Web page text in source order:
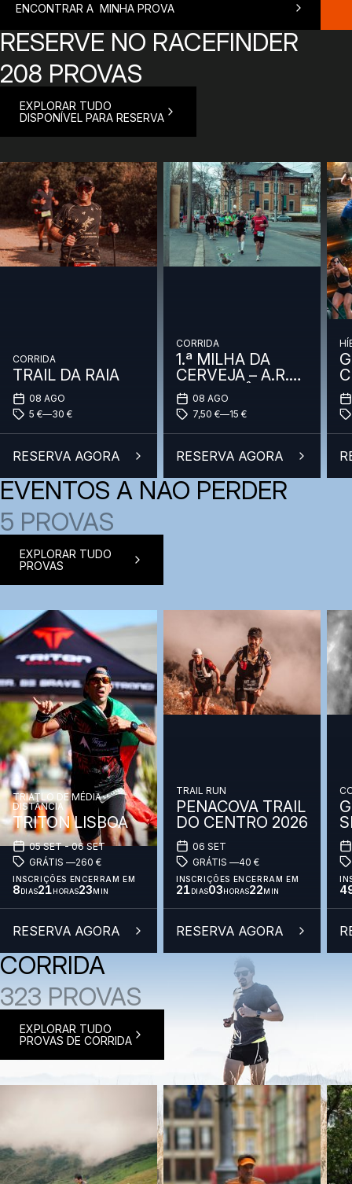
ENCONTRAR A MINHA PROVA
RESERVE NO RACEFINDER
208 PROVAS
EXPLORAR TUDO
DISPONÍVEL PARA RESERVA
CORRIDA
TRAIL DA RAIA
08 AGO
5 €—30 €
RESERVA AGORA
CORRIDA
1.ª MILHA DA
CERVEJA – A.R.
SEQUEIRÔ – OS
DESTEMIDOS
08 AGO
7,50 €—15 €
RESERVA AGORA
EVENTOS A NÃO PERDER
5 PROVAS
EXPLORAR TUDO
PROVAS
TRIATLO DE MÉDIA
DISTÂNCIA
TRITON LISBOA
05 SET - 06 SET
GRÁTIS —260 €
INSCRIÇÕES ENCERRAM EM
8 DIAS21 HORAS23 MIN
RESERVA AGORA
TRAIL RUN
PENACOVA TRAIL
DO CENTRO 2026
06 SET
GRÁTIS —40 €
INSCRIÇÕES ENCERRAM EM
21 DIAS03 HORAS22 MIN
RESERVA AGORA
CORRIDA
323 PROVAS
EXPLORAR TUDO
PROVAS DE CORRIDA